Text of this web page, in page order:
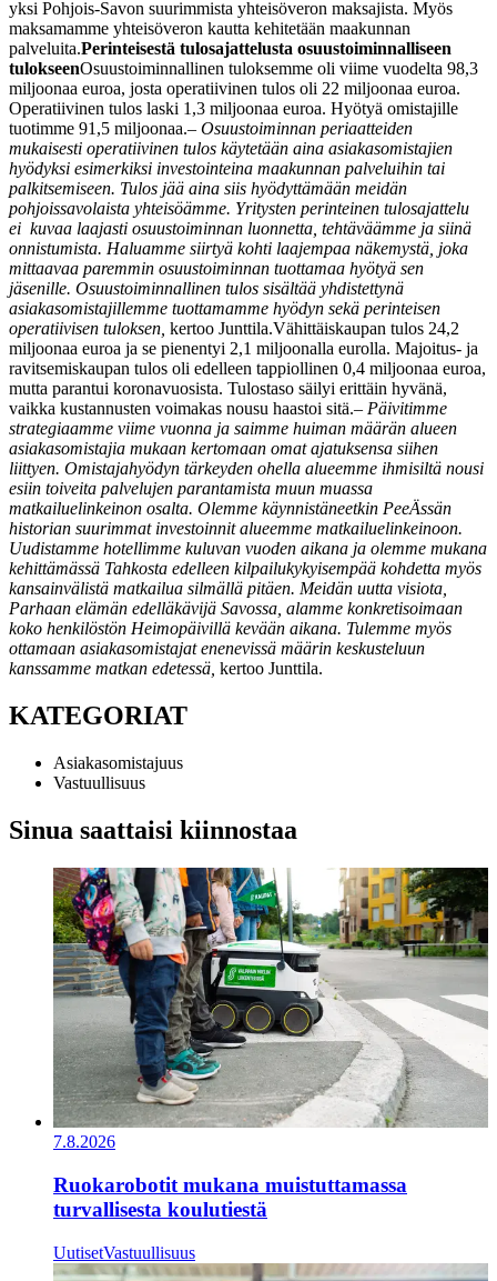
yksi Pohjois-Savon suurimmista yhteisöveron maksajista. Myös
maksamamme yhteisöveron kautta kehitetään maakunnan
palveluita.Perinteisestä tulosajattelusta osuustoiminnalliseen
tulokseenOsuustoiminnallinen tuloksemme oli viime vuodelta 98,3
miljoonaa euroa, josta operatiivinen tulos oli 22 miljoonaa euroa.
Operatiivinen tulos laski 1,3 miljoonaa euroa. Hyötyä omistajille
tuotimme 91,5 miljoonaa.– Osuustoiminnan periaatteiden
mukaisesti operatiivinen tulos käytetään aina asiakasomistajien
hyödyksi esimerkiksi investointeina maakunnan palveluihin tai
palkitsemiseen. Tulos jää aina siis hyödyttämään meidän
pohjoissavolaista yhteisöämme. Yritysten perinteinen tulosajattelu
ei kuvaa laajasti osuustoiminnan luonnetta, tehtäväämme ja siinä
onnistumista. Haluamme siirtyä kohti laajempaa näkemystä, joka
mittaavaa paremmin osuustoiminnan tuottamaa hyötyä sen
jäsenille. Osuustoiminnallinen tulos sisältää yhdistettynä
asiakasomistajillemme tuottamamme hyödyn sekä perinteisen
operatiivisen tuloksen, kertoo Junttila.Vähittäiskaupan tulos 24,2
miljoonaa euroa ja se pienentyi 2,1 miljoonalla eurolla. Majoitus- ja
ravitsemiskaupan tulos oli edelleen tappiollinen 0,4 miljoonaa euroa,
mutta parantui koronavuosista. Tulostaso säilyi erittäin hyvänä,
vaikka kustannusten voimakas nousu haastoi sitä.– Päivitimme
strategiaamme viime vuonna ja saimme huiman määrän alueen
asiakasomistajia mukaan kertomaan omat ajatuksensa siihen
liittyen. Omistajahyödyn tärkeyden ohella alueemme ihmisiltä nousi
esiin toiveita palvelujen parantamista muun muassa
matkailuelinkeinon osalta. Olemme käynnistäneetkin PeeÄssän
historian suurimmat investoinnit alueemme matkailuelinkeinoon.
Uudistamme hotellimme kuluvan vuoden aikana ja olemme mukana
kehittämässä Tahkosta edelleen kilpailukykyisempää kohdetta myös
kansainvälistä matkailua silmällä pitäen. Meidän uutta visiota,
Parhaan elämän edelläkävijä Savossa, alamme konkretisoimaan
koko henkilöstön Heimopäivillä kevään aikana. Tulemme myös
ottamaan asiakasomistajat enenevissä määrin keskusteluun
kanssamme matkan edetessä, kertoo Junttila.
KATEGORIAT
Asiakasomistajuus
Vastuullisuus
Sinua saattaisi kiinnostaa
7.8.2026
Ruokarobotit mukana muistuttamassa
turvallisesta koulutiestä
UutisetVastuullisuus